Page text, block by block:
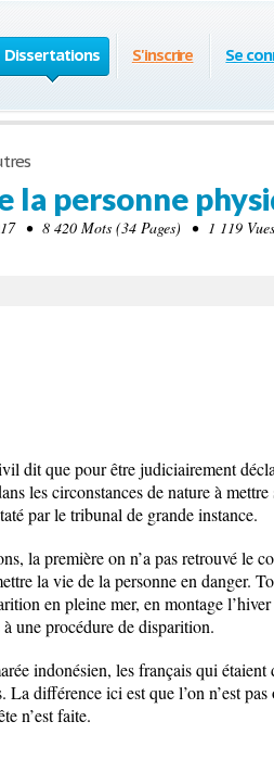
Dissertations S'inscrire Se
la personne
• 8 420 Mots (34 Pages) • 1 119 Vues
dit que pour être judiciairement
les circonstances de nature à
par le tribunal de grande instance.
la première on n’a pas retrouvé le
la vie de la personne en danger.
en pleine mer, en montage
une procédure de disparition.
indonésien, les français qui étaient
La différence ici est que l’on n’est
n’est faite.